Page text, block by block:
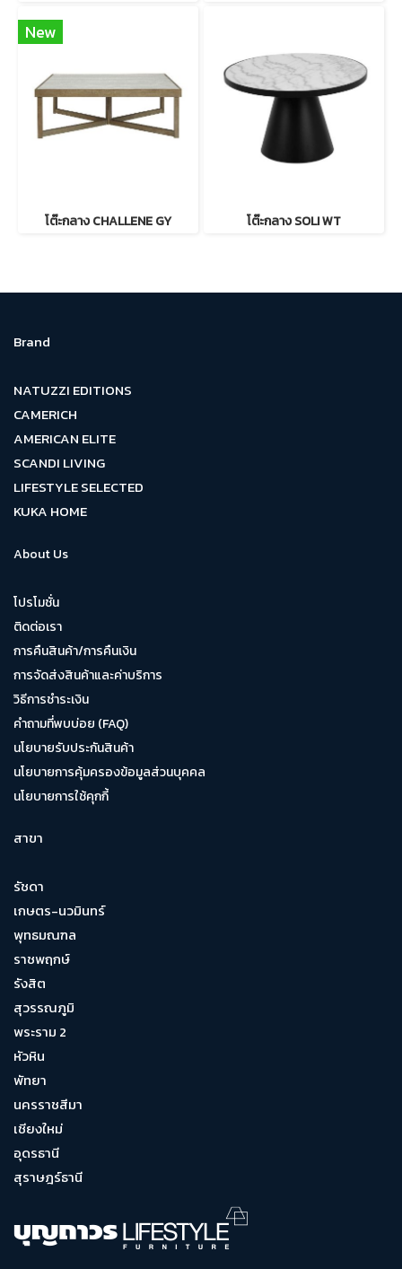
New
โต๊ะกลาง CHALLENE GY โต๊ะกลาง SOLI WT
Brand
NATUZZI EDITIONS
CAMERICH
AMERICAN ELITE
SCANDI LIVING
LIFESTYLE SELECTED
KUKA HOME
About Us
โปรโมชั่น
ติดต่อเรา
การคืนสินค้า/การคืนเงิน
การจัดส่งสินค้าและค่าบริการ
วิธีการชำระเงิน
คำถามที่พบบ่อย (FAQ)
นโยบายรับประกันสินค้า
นโยบายการคุ้มครองข้อมูลส่วนบุคคล
นโยบายการใช้คุกกี้
สาขา
รัชดา
เกษตร-นวมินทร์
พุทธมณฑล
ราชพฤกษ์
รังสิต
สุวรรณภูมิ
พระราม 2
หัวหิน
พัทยา
นครราชสีมา
เชียงใหม่
อุดรธานี
สุราษฎร์ธานี